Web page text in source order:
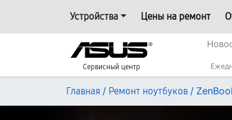
Устройства Цены на ремонт
Сервисный центр
Главная / Ремонт ноутбуков /